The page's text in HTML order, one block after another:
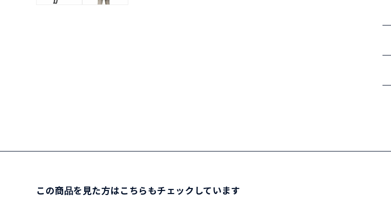
この商品を見た方はこちらもチェックしています